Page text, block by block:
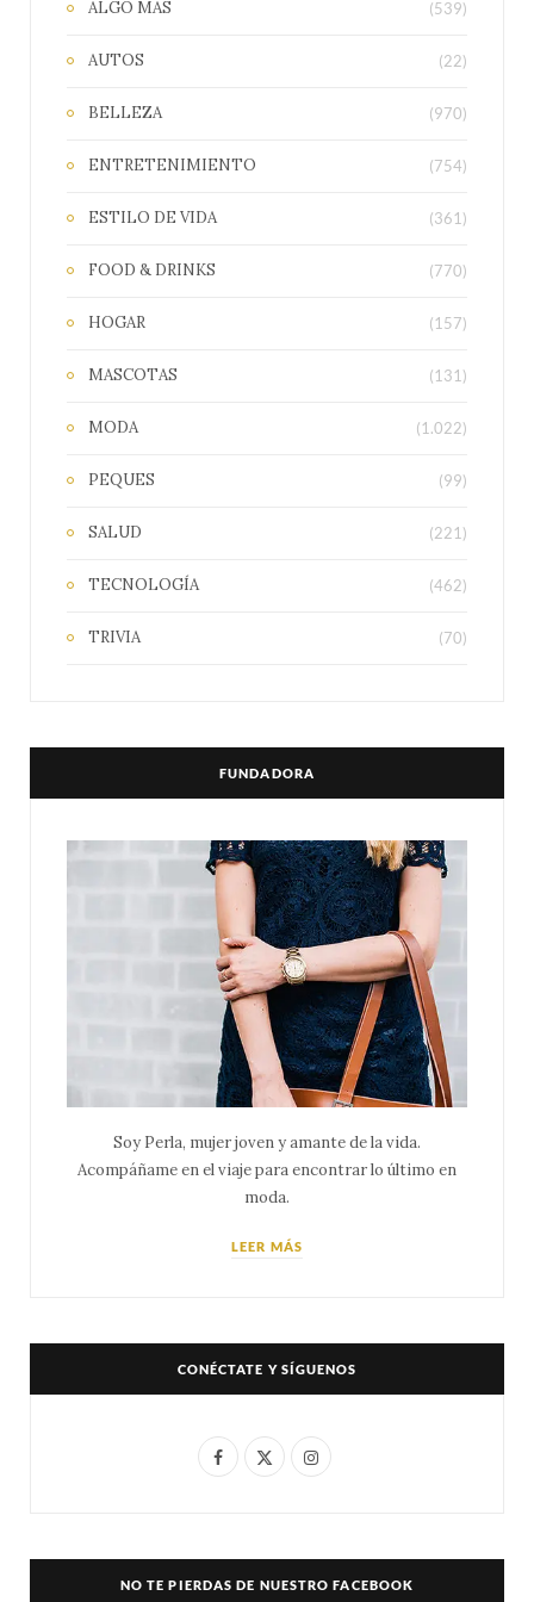
ALGO MAS (539)
AUTOS (22)
BELLEZA (970)
ENTRETENIMIENTO (754)
ESTILO DE VIDA (361)
FOOD & DRINKS (770)
HOGAR (157)
MASCOTAS (131)
MODA (1.022)
PEQUES (99)
SALUD (221)
TECNOLOGÍA (462)
TRIVIA (70)
FUNDADORA
Soy Perla, mujer joven y amante de la vida.
Acompáñame en el viaje para encontrar lo último en
moda.
LEER MÁS
CONÉCTATE Y SÍGUENOS
F
e
X
w
I
t
NO TE PIERDAS DE NUESTRO FACEBOOK